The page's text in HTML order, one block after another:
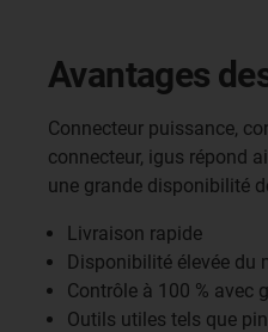
Raccords vissés
Module Connect igus
Avantages
Connecteur puissance,
connecteur, igus répond
une grande disponibilité
Livraison rapide
Disponibilité élevée du
Contrôle à 100 % avec
Outils utiles tels que